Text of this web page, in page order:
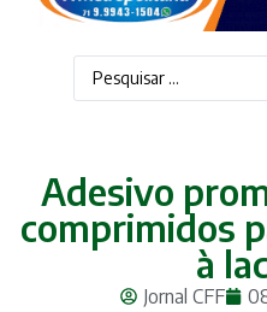
Adesivo
comprimidos
à
Jornal CFF